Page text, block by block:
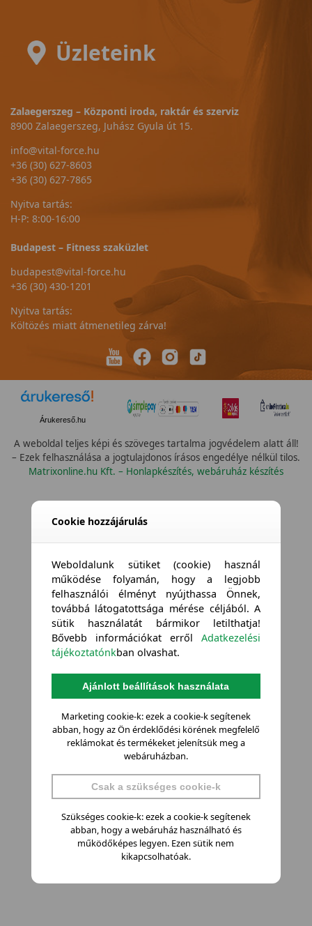
Üzleteink
Zalaegerszeg – Központi iroda, raktár és szerviz
8900 Zalaegerszeg, Juhász Gyula út 15.
info@vital-force.hu
+36 (30) 627-8603
+36 (30) 627-7865
Nyitva tartás:
H-P: 8:00-16:00
Budapest – Fitness szaküzlet
budapest@vital-force.hu
+36 (30) 430-1201
Nyitva tartás:
Költözés miatt átmenetileg zárva!
Árukereső.hu
A weboldal teljes képi és szöveges tartalma jogvédelem alatt áll!
– Ezek felhasználása a jogtulajdonos írásos engedélye nélkül tilos.
Matrixonline.hu Kft. – Honlapkészítés, webáruház készítés
Cookie hozzájárulás
Weboldalunk sütiket (cookie) használ
működése folyamán, hogy a legjobb
felhasználói élményt nyújthassa Önnek,
továbbá látogatottsága mérése céljából. A
sütik használatát bármikor letilthatja!
Bővebb információkat errőlAdatkezelési
tájékoztatónkban olvashat.
Ajánlott beállítások használata
Marketing cookie-k: ezek a cookie-k segítenek
abban, hogy az Ön érdeklődési körének megfelelő
reklámokat és termékeket jelenítsük meg a
webáruházban.
Csak a szükséges cookie-k
Szükséges cookie-k: ezek a cookie-k segítenek
abban, hogy a webáruház használható és
működőképes legyen. Ezen sütik nem
kikapcsolhatóak.